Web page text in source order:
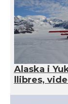
CAMON
CAMON
CAMON
CAMON
Alaska i
llibres,